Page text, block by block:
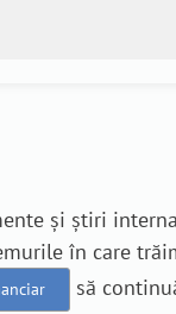
și știri
în care
să